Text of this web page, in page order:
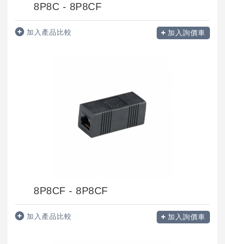
8P8C - 8P8CF
加入產品比較 加入詢價車
8P8CF - 8P8CF
加入產品比較 加入詢價車